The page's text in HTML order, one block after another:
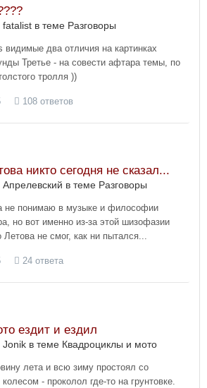
fatalist в теме Разговоры
два отличия на картинках
Третье - на совести афтара темы, по
тролля ))
108 ответов
никто сегодня не сказал...
в теме Разговоры
не понимаю в музыке и философии
но вот именно из-за этой шизофазии
Летова не смог, как ни пытался...
24 ответа
ездит и ездил
Jonik в теме Квадроциклы и мото
лета и всю зиму простоял со
- проколол где-то на грунтовке.